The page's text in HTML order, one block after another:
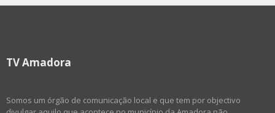
TV Amadora
Somos um órgão de comunicação local e que tem por objectivo